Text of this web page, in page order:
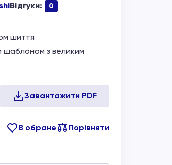
Відгуки: 0
шиття
шаблоном з великим
В обране Порівняти